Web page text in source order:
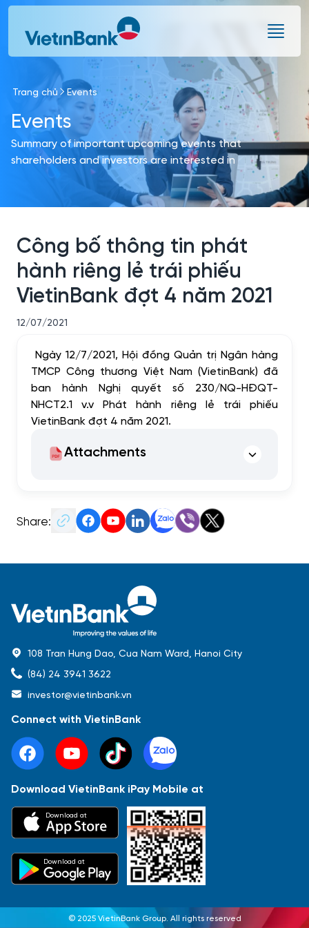
Skip to Main Content
Báo cáo tài chính Thông tin giao dịch
Sự kiện
Trang chủ Events
Events
Summary of important upcoming events that
shareholders and investors are interested in
Công bố thông tin phát
hành riêng lẻ trái phiếu
VietinBank đợt 4 năm 2021
12/07/2021
Ngày 12/7/2021, Hội đồng Quản trị Ngân hàng
TMCP Công thương Việt Nam (VietinBank) đã
ban hành Nghị quyết số 230/NQ-HĐQT-
NHCT2.1 v.v Phát hành riêng lẻ trái phiếu
VietinBank đợt 4 năm 2021.
Attachments
Share:
108 Tran Hung Dao, Cua Nam Ward, Hanoi City
(84) 24 3941 3622
investor@vietinbank.vn
Connect with VietinBank
Download VietinBank iPay Mobile at
Download at
Download at
© 2025 VietinBank Group. All rights reserved